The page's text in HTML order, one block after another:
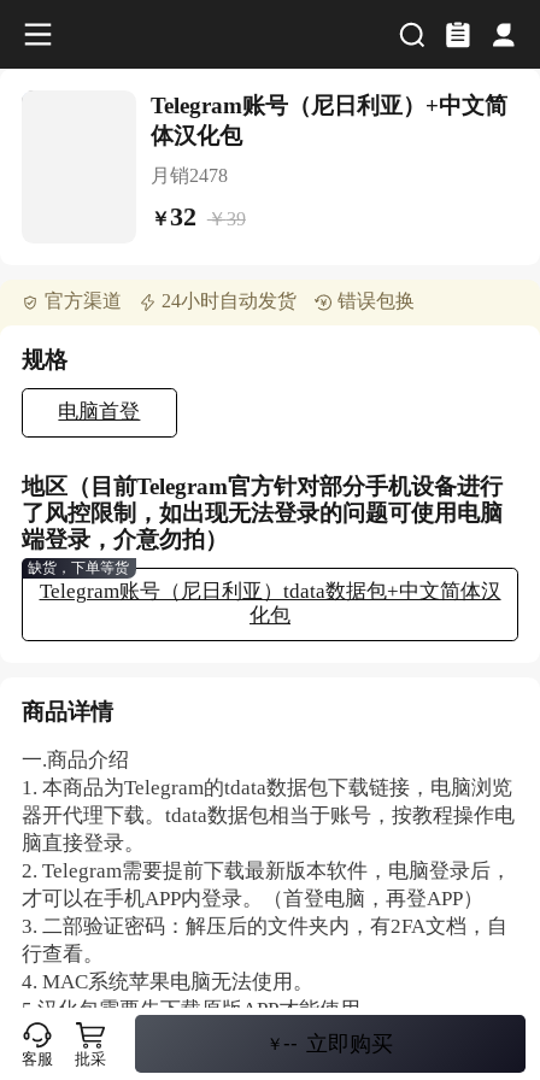
Telegram账号（尼日利亚）+中文简
体汉化包
月销2478
￥32 ￥39
官方渠道 24小时自动发货 错误包换
规格
电脑首登
地区（目前Telegram官方针对部分手机设备进行
了风控限制，如出现无法登录的问题可使用电脑
端登录，介意勿拍）
Telegram账号（尼日利亚）tdata数据包+中文简体汉
化包
缺货，下单等货
商品详情
一.商品介绍
1. 本商品为Telegram的tdata数据包下载链接，电脑浏览
器开代理下载。tdata数据包相当于账号，按教程操作电
脑直接登录。
2. Telegram需要提前下载最新版本软件，电脑登录后，
才可以在手机APP内登录。（首登电脑，再登APP）
3. 二部验证密码：解压后的文件夹内，有2FA文档，自
行查看。
4. MAC系统苹果电脑无法使用。
5.汉化包需要先下载原版APP才能使用
注：登陆中出现封号问题，无售后！（切记，IP环境复
杂，违规都可导致封号）
客服 批采
￥ -- 立即购买